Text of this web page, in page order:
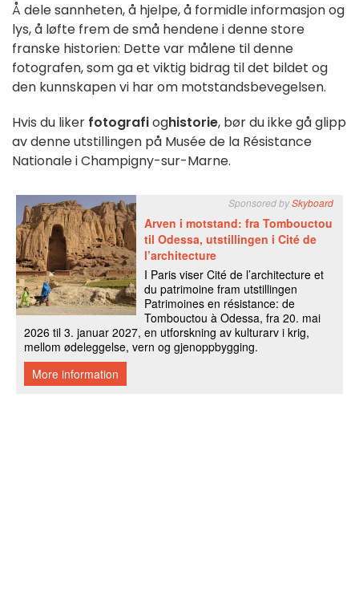
Å dele sannheten, å hjelpe, å formidle informasjon og
lys, å løfte frem de små hendene i denne store
franske historien: Dette var målene til denne
fotografen, som ga et viktig bidrag til det bildet og
den kunnskapen vi har om motstandsbevegelsen.
Hvis du liker fotografioghistorie, bør du ikke gå glipp
av denne utstillingen på Musée de la Résistance
Nationale i Champigny-sur-Marne.